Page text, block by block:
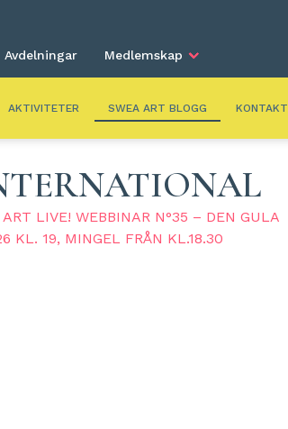
Avdelningar Medlemskap
AKTIVITETER SWEA ART BLOGG KONTAKT
ART LIVE! WEBBINAR N°35 – DEN GULA
KL. 19, MINGEL FRÅN KL.18.30